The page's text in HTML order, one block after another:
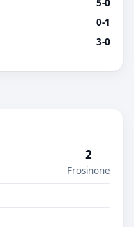
5-0
0-1
3-0
2
Frosinone